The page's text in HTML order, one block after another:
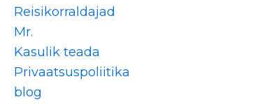
Reisikorraldajad
Mr.
Kasulik teada
Privaatsuspoliitika
blog